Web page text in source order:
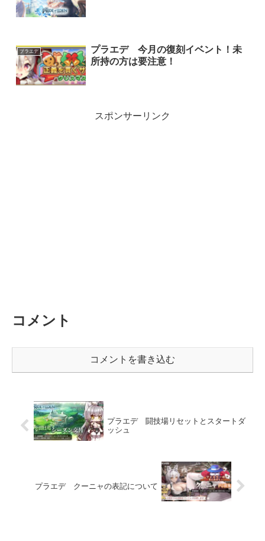
プラエデ
プラエデ 今月の復刻イベント！未
所持の方は要注意！
スポンサーリンク
コメント
コメントを書き込む
プラエデ 闘技場リセットとスタートダ
ッシュ
プラエデ クーニャの表記について